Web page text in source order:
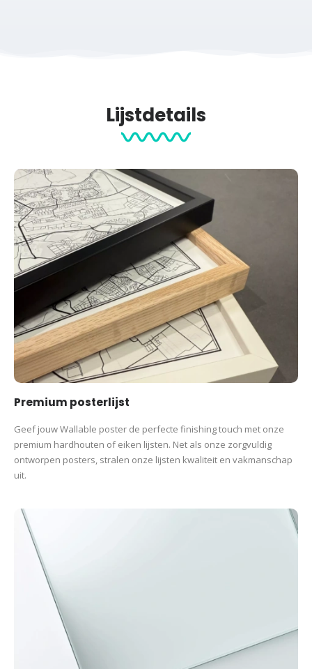
Lijstdetails
Premium posterlijst
Geef jouw Wallable poster de perfecte finishing touch met onze
premium hardhouten of eiken lijsten. Net als onze zorgvuldig
ontworpen posters, stralen onze lijsten kwaliteit en vakmanschap
uit.